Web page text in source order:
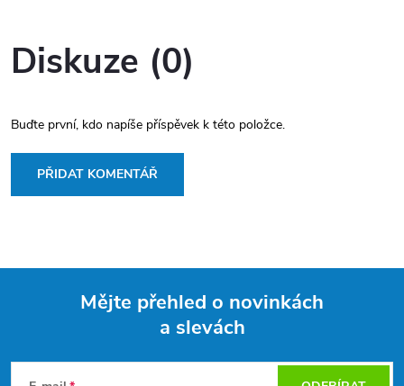
Diskuze (0)
Buďte první, kdo napíše příspěvek k této položce.
PŘIDAT KOMENTÁŘ
Mějte přehled o novinkách
a slevách